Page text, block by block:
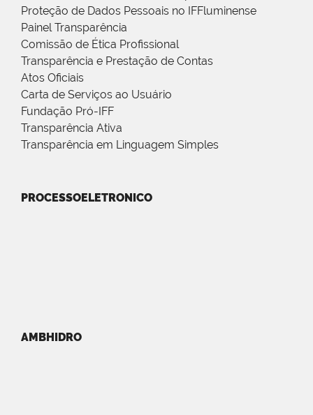
Proteção de Dados Pessoais no IFFluminense
Painel Transparência
Comissão de Ética Profissional
Transparência e Prestação de Contas
Atos Oficiais
Carta de Serviços ao Usuário
Fundação Pró-IFF
Transparência Ativa
Transparência em Linguagem Simples
PROCESSOELETRONICO
AMBHIDRO